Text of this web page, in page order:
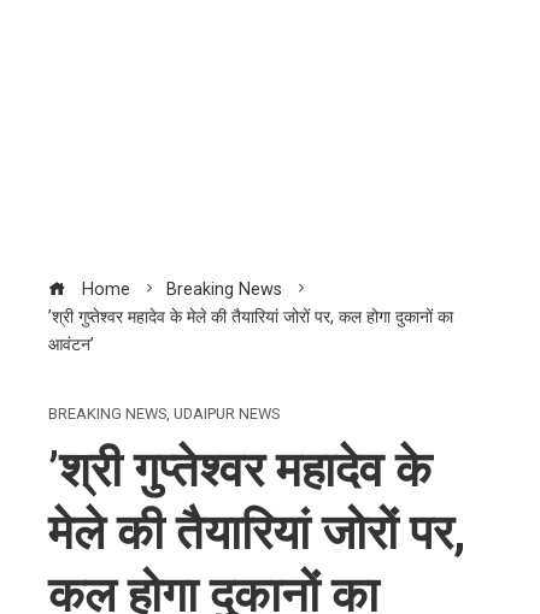
Home
Breaking News
’श्री गुप्तेश्वर महादेव के मेले की तैयारियां जोरों पर, कल होगा दुकानों का
आवंटन’
BREAKING NEWS, UDAIPUR NEWS
’श्री गुप्तेश्वर महादेव के
मेले की तैयारियां जोरों पर,
कल होगा दुकानों का